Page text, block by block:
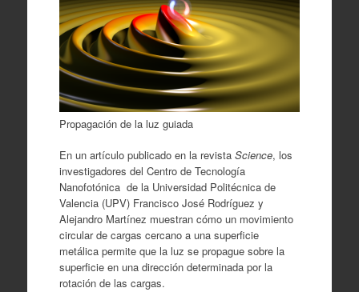
Propagación de la luz guiada
En un artículo publicado en la revista Science, los
investigadores del Centro de Tecnología
Nanofotónica de la Universidad Politécnica de
Valencia (UPV) Francisco José Rodríguez y
Alejandro Martínez muestran cómo un movimiento
circular de cargas cercano a una superficie
metálica permite que la luz se propague sobre la
superficie en una dirección determinada por la
rotación de las cargas.